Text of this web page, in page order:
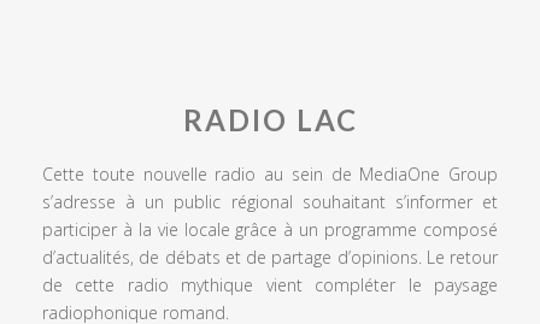
RADIO LAC
Cette toute nouvelle radio au sein de MediaOne Group
s’adresse à un public régional souhaitant s’informer et
participer à la vie locale grâce à un programme composé
d’actualités, de débats et de partage d’opinions. Le retour
de cette radio mythique vient compléter le paysage
radiophonique romand.